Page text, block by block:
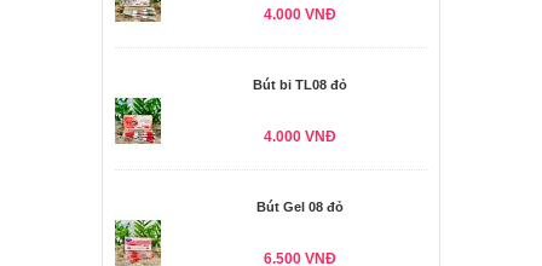
4.000 VNĐ
Bút bi TL08 đỏ
4.000 VNĐ
Bút Gel 08 đỏ
6.500 VNĐ